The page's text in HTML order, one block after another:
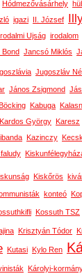
Hódmezővásárhely
igazi II. József
Irodalmi Ujság irodalom
Bond Jancsó Miklós
Jugoszláv
János Zsigmond
Kabuga
Kardos György Karesz
Kazinczy
Kiskőrös
konteó
Kossuth TSZ
Krisztyán Tódor
Kutasi Kylo Ren
Károlyi-